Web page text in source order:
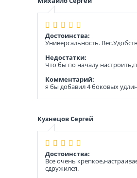
Достоинства:
Универсальность.
Недостатки:
Что бы по началу
Комментарий:
я бы добавил 4 боковых
Кузнецов Сергей
Достоинства:
Все очень
сдружился.